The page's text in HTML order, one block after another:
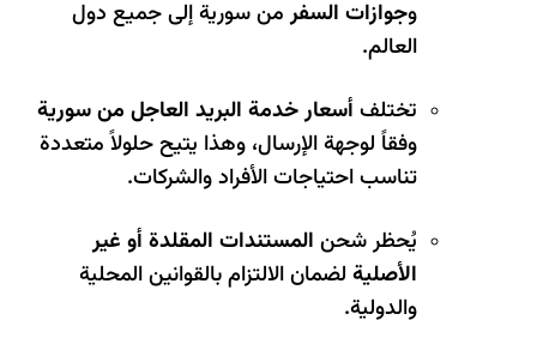
وجوازات السفرمن سورية إلى جميع دول
العالم.
تختلف أسعار خدمة البريد العاجل من سورية
وفقاً لوجهة الإرسال، وهذا يتيح حلولاً متعددة
تناسب احتياجات الأفراد والشركات.
يُحظر شحن المستندات المقلدة أو غير
الأصلية لضمان الالتزام بالقوانين المحلية
والدولية.